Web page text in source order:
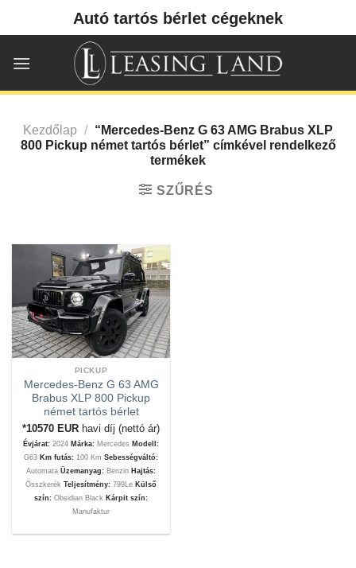
Autó tartós bérlet cégeknek
Kezdőlap / “Mercedes-Benz G 63 AMG Brabus XLP
800 Pickup német tartós bérlet” címkével rendelkező
termékek
SZŰRÉS
PICKUP
Mercedes-Benz G 63 AMG
Brabus XLP 800 Pickup
német tartós bérlet
*10570 EUR havi díj (nettó ár)
Évjárat: 2024 Márka: Mercedes Modell:
G63 Km futás: 100 Km Sebességváltó:
Automata Üzemanyag: Benzin Hajtás:
Összkerék Teljesítmény: 799Le Külső
szín: Obsidian Black Kárpit szín:
Manufaktur